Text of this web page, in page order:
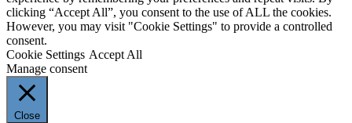
clicking “Accept All”, you consent to the use of ALL the cookies.
However, you may visit "Cookie Settings" to provide a controlled
consent.
Cookie Settings Accept All
Manage consent
Close